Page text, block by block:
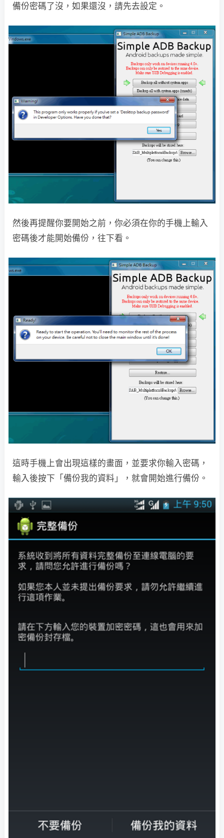
備份密碼了沒，如果還沒，請先去設定。
然後再提醒你要開始之前，你必須在你的手機上輸入
密碼後才能開始備份，往下看。
這時手機上會出現這樣的畫面，並要求你輸入密碼，
輸入後按下「備份我的資料」，就會開始進行備份。